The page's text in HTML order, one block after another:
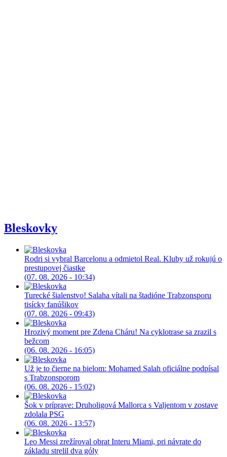
Bleskovky
Rodri si vybral Barcelonu a odmietol Real. Kluby už rokujú o
prestupovej čiastke
(07. 08. 2026 - 10:34)
Turecké šialenstvo! Salaha vítali na štadióne Trabzonsporu
tisícky fanúšikov
(07. 08. 2026 - 09:43)
Hrozivý moment pre Zdena Cháru! Na cyklotrase sa zrazil s
bežcom
(06. 08. 2026 - 16:05)
Už je to čierne na bielom: Mohamed Salah oficiálne podpísal
s Trabzonsporom
(06. 08. 2026 - 15:02)
Šok v príprave: Druholigová Mallorca s Valjentom v zostave
zdolala PSG
(06. 08. 2026 - 13:57)
Leo Messi zrežíroval obrat Interu Miami, pri návrate do
základu strelil dva góly